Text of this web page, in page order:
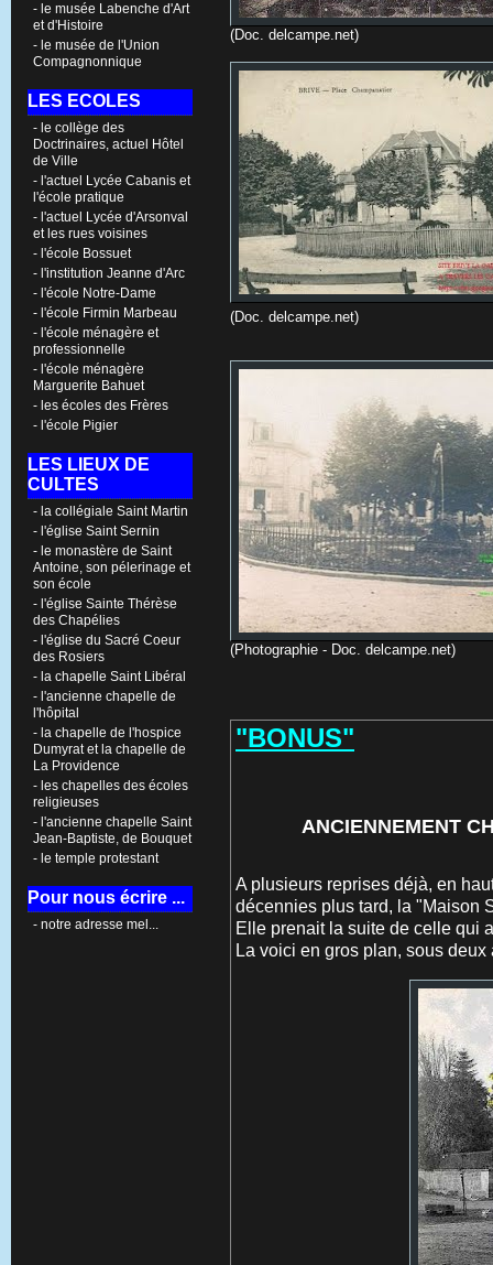
- le musée Labenche d'Art
et d'Histoire
- le musée de l'Union
Compagnonnique
LES ECOLES
- le collège des
Doctrinaires, actuel Hôtel
de Ville
- l'actuel Lycée Cabanis et
l'école pratique
- l'actuel Lycée d'Arsonval
et les rues voisines
- l'école Bossuet
- l'institution Jeanne d'Arc
- l'école Notre-Dame
- l'école Firmin Marbeau
- l'école ménagère et
professionnelle
- l'école ménagère
Marguerite Bahuet
- les écoles des Frères
- l'école Pigier
LES LIEUX DE
CULTES
- la collégiale Saint Martin
- l'église Saint Sernin
- le monastère de Saint
Antoine, son pélerinage et
son école
- l'église Sainte Thérèse
des Chapélies
- l'église du Sacré Coeur
des Rosiers
- la chapelle Saint Libéral
- l'ancienne chapelle de
l'hôpital
- la chapelle de l'hospice
Dumyrat et la chapelle de
La Providence
- les chapelles des écoles
religieuses
- l'ancienne chapelle Saint
Jean-Baptiste, de Bouquet
- le temple protestant
Pour nous écrire ...
- notre adresse mel...
(Doc. delcampe.net)
(Doc. delcampe.net)
(Photographie - Doc. delcampe.net)
"BONUS"
ANCIENNEMENT
A plusieurs reprises déjà, en
décennies plus tard, la "Maison
Elle prenait la suite de celle qui
La voici en gros plan, sous deux